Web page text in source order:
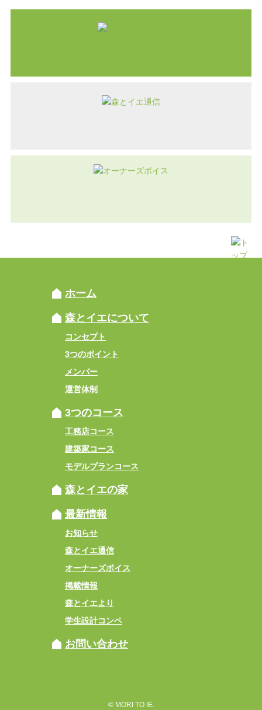
ホーム
森とイエについて
コンセプト
3つのポイント
メンバー
運営体制
3つのコース
工務店コース
建築家コース
モデルプランコース
森とイエの家
最新情報
お知らせ
森とイエ通信
オーナーズボイス
掲載情報
森とイエより
学生設計コンペ
お問い合わせ
© MORI TO IE.